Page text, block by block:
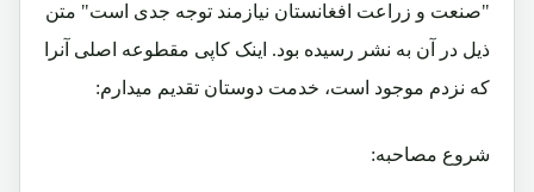
"صنعت و زراعت افغانستان نیازمند توجه جدی است" متن
ذیل در آن به نشر رسیده بود. اینک کاپی مقطوعه اصلی آنرا
که نزدم موجود است، خدمت دوستان تقدیم میدارم:
شروع مصاحبه: